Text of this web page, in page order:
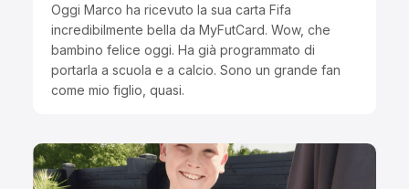
Oggi Marco ha ricevuto la sua carta Fifa
incredibilmente bella da MyFutCard. Wow, che
bambino felice oggi. Ha già programmato di
portarla a scuola e a calcio. Sono un grande fan
come mio figlio, quasi.